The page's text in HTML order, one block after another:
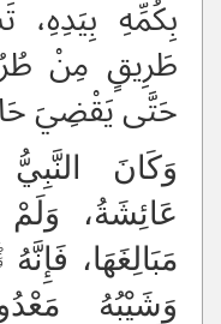
بِكُمِّهِ
طَرِيقٍ مِنْ
حَتَّى يَقْضِيَ
وَكَانَ
عَائِشَةُ،
مَبَالِغَهَا،
وَشَيْبُهُ